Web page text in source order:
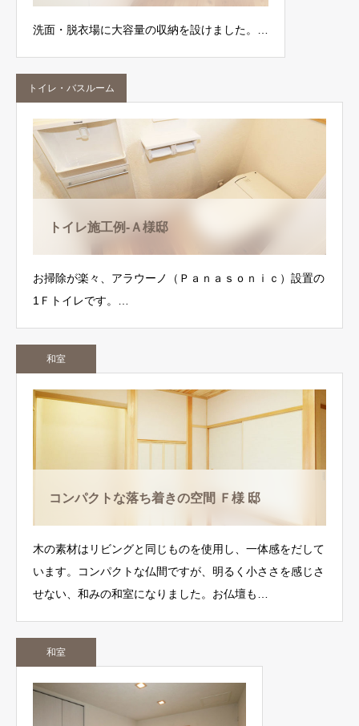
洗面・脱衣場に大容量の収納を設けました。…
トイレ・バスルーム
トイレ施工例-Ａ様邸
お掃除が楽々、アラウーノ（Ｐａｎａｓｏｎｉｃ）設置の
1Ｆトイレです。…
和室
コンパクトな落ち着きの空間 Ｆ様 邸
木の素材はリビングと同じものを使用し、一体感をだして
います。コンパクトな仏間ですが、明るく小ささを感じさ
せない、和みの和室になりました。お仏壇も…
和室